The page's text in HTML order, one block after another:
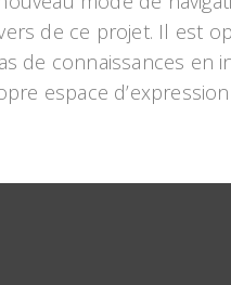
de ce projet. Il est
de connaissances en
espace